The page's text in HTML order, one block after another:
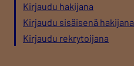
Kirjaudu hakijana
Kirjaudu sisäisenä hakijana
Kirjaudu rekrytoijana